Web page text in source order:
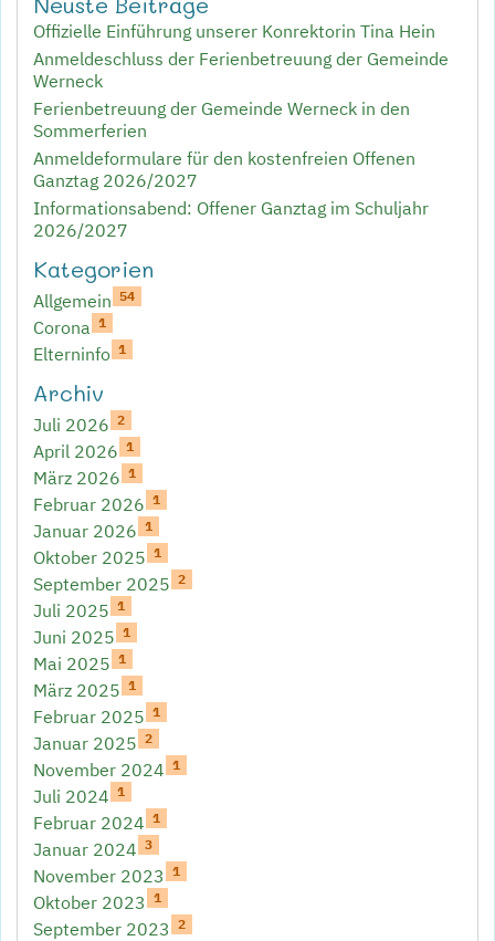
Offizielle Einführung unserer Konrektorin Tina Hein
Anmeldeschluss der Ferienbetreuung der Gemeinde
Werneck
Ferienbetreuung der Gemeinde Werneck in den
Sommerferien
Anmeldeformulare für den kostenfreien Offenen
Ganztag 2026/2027
Informationsabend: Offener Ganztag im Schuljahr
2026/2027
Kategorien
Allgemein 54
Corona 1
Elterninfo 1
Archiv
Juli 2026 2
April 2026 1
März 2026 1
Februar 2026 1
Januar 2026 1
Oktober 2025 1
September 2025 2
Juli 2025 1
Juni 2025 1
Mai 2025 1
März 2025 1
Februar 2025 1
Januar 2025 2
November 2024 1
Juli 2024 1
Februar 2024 1
Januar 2024 3
November 2023 1
Oktober 2023 1
September 2023 2